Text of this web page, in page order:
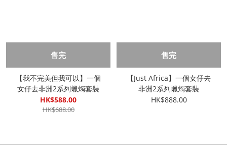
售完
【我不完美但我可以】一個
女仔去非洲2系列蠟燭套裝
HK$588.00
HK$688.00
售完
【Just Africa】一個女仔去
非洲2系列蠟燭套裝
HK$888.00